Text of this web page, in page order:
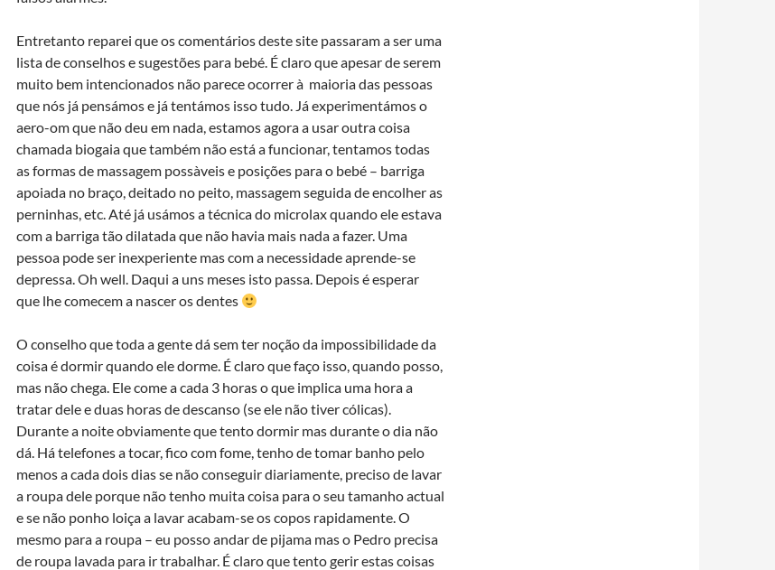
Entretanto reparei que os comentários deste site passaram a ser uma
lista de conselhos e sugestões para bebé. É claro que apesar de serem
muito bem intencionados não parece ocorrer à maioria das pessoas
que nós já pensámos e já tentámos isso tudo. Já experimentámos o
aero-om que não deu em nada, estamos agora a usar outra coisa
chamada biogaia que também não está a funcionar, tentamos todas
as formas de massagem possà­veis e posições para o bebé – barriga
apoiada no braço, deitado no peito, massagem seguida de encolher as
perninhas, etc. Até já usámos a técnica do microlax quando ele estava
com a barriga tão dilatada que não havia mais nada a fazer. Uma
pessoa pode ser inexperiente mas com a necessidade aprende-se
depressa. Oh well. Daqui a uns meses isto passa. Depois é esperar
que lhe comecem a nascer os dentes
O conselho que toda a gente dá sem ter noção da impossibilidade da
coisa é dormir quando ele dorme. É claro que faço isso, quando posso,
mas não chega. Ele come a cada 3 horas o que implica uma hora a
tratar dele e duas horas de descanso (se ele não tiver cólicas).
Durante a noite obviamente que tento dormir mas durante o dia não
dá. Há telefones a tocar, fico com fome, tenho de tomar banho pelo
menos a cada dois dias se não conseguir diariamente, preciso de lavar
a roupa dele porque não tenho muita coisa para o seu tamanho actual
e se não ponho loiça a lavar acabam-se os copos rapidamente. O
mesmo para a roupa – eu posso andar de pijama mas o Pedro precisa
de roupa lavada para ir trabalhar. É claro que tento gerir estas coisas